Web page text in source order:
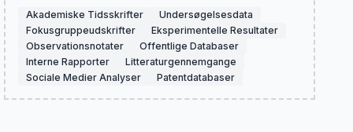
Akademiske Tidsskrifter
Undersøgelsesdata
Fokusgruppeudskrifter
Eksperimentelle Resultater
Observationsnotater
Offentlige Databaser
Interne Rapporter
Litteraturgennemgange
Sociale Medier Analyser
Patentdatabaser